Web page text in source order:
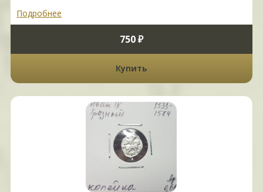
Подробнее
750 ₽
Купить